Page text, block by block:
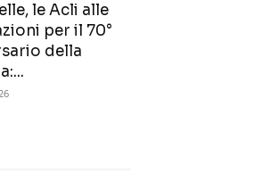
le Acli alle
per il 70°
della